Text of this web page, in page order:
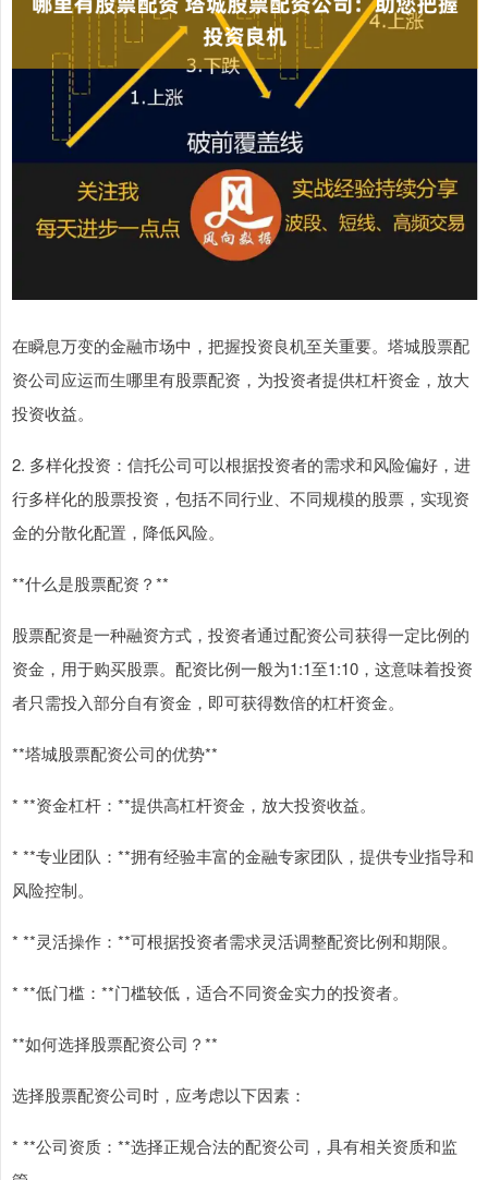
在瞬息万变的金融市场中，把握投资良机至关重要。塔城股票配
资公司应运而生哪里有股票配资，为投资者提供杠杆资金，放大
投资收益。
2. 多样化投资：信托公司可以根据投资者的需求和风险偏好，进
行多样化的股票投资，包括不同行业、不同规模的股票，实现资
金的分散化配置，降低风险。
**什么是股票配资？**
股票配资是一种融资方式，投资者通过配资公司获得一定比例的
资金，用于购买股票。配资比例一般为1:1至1:10，这意味着投资
者只需投入部分自有资金，即可获得数倍的杠杆资金。
**塔城股票配资公司的优势**
* **资金杠杆：**提供高杠杆资金，放大投资收益。
* **专业团队：**拥有经验丰富的金融专家团队，提供专业指导和
风险控制。
* **灵活操作：**可根据投资者需求灵活调整配资比例和期限。
* **低门槛：**门槛较低，适合不同资金实力的投资者。
**如何选择股票配资公司？**
选择股票配资公司时，应考虑以下因素：
* **公司资质：**选择正规合法的配资公司，具有相关资质和监